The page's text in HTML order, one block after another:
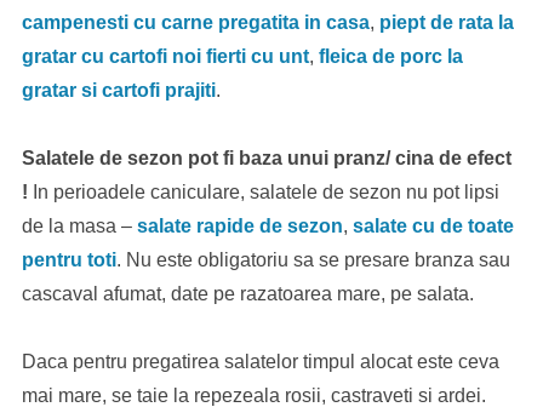
campenesti cu carne pregatita in casa, piept de rata la
gratar cu cartofi noi fierti cu unt, fleica de porc la
gratar si cartofi prajiti.
Salatele de sezon pot fi baza unui pranz/ cina de efect
! In perioadele caniculare, salatele de sezon nu pot lipsi
de la masa – salate rapide de sezon, salate cu de toate
pentru toti. Nu este obligatoriu sa se presare branza sau
cascaval afumat, date pe razatoarea mare, pe salata.
Daca pentru pregatirea salatelor timpul alocat este ceva
mai mare, se taie la repezeala rosii, castraveti si ardei.